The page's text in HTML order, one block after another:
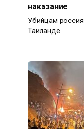
наказание
Убийцам
Таиланде